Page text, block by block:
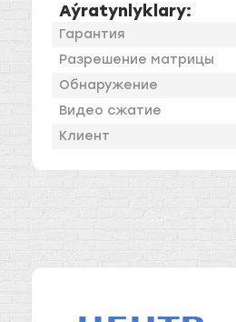
Aýratynlyklary:
Гарантия
Разрешение матрицы
Обнаружение
Видео сжатие
Клиент